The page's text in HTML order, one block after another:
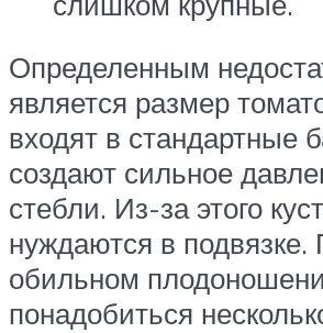
Определенным
является размер
входят в стандартные
создают сильное
стебли. Из-за этого
нуждаются в подвязке.
обильном
понадобиться